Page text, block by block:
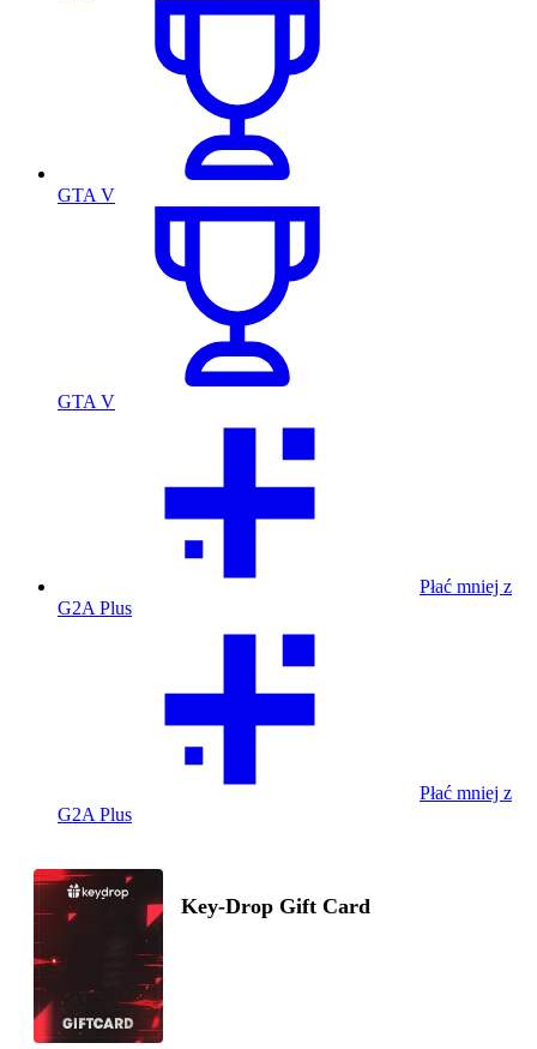
GTA V
GTA V
Płać mniej z
G2A Plus
Płać mniej z
G2A Plus
Key-Drop Gift Card